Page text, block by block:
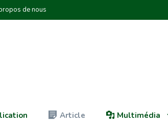
de nous
Article Multimédia